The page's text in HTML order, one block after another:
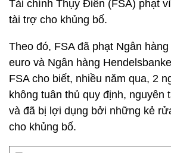
Tài chính Thụy Điển (FSA) phạt
tài trợ cho khủng bố.
Theo đó, FSA đã phạt Ngân
euro và Ngân hàng
FSA cho biết, nhiều năm qua, 2
không tuân thủ quy định, nguyên
và đã bị lợi dụng bởi những kẻ
cho khủng bố.